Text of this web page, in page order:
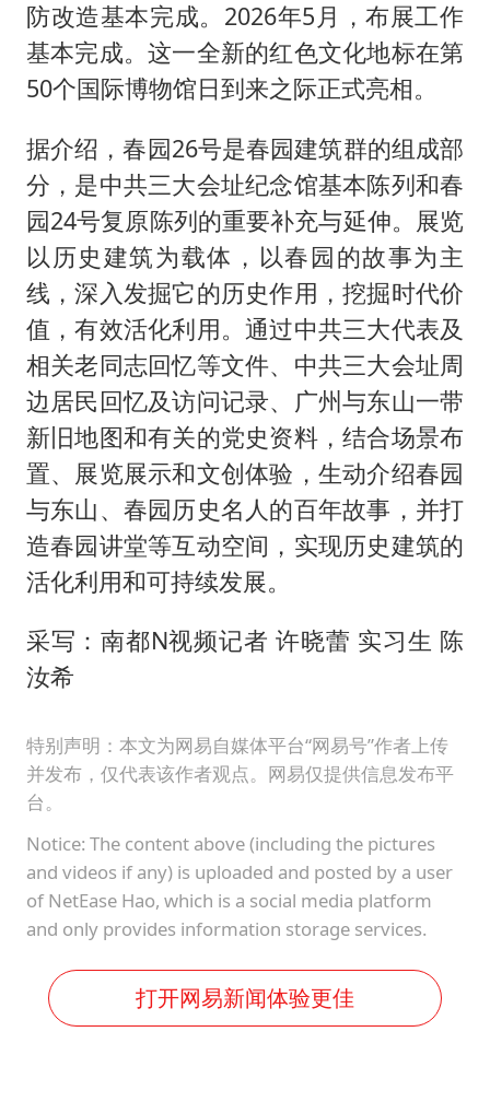
防改造基本完成。2026年5月，布展工作
基本完成。这一全新的红色文化地标在第
50个国际博物馆日到来之际正式亮相。
据介绍，春园26号是春园建筑群的组成部
分，是中共三大会址纪念馆基本陈列和春
园24号复原陈列的重要补充与延伸。展览
以历史建筑为载体，以春园的故事为主
线，深入发掘它的历史作用，挖掘时代价
值，有效活化利用。通过中共三大代表及
相关老同志回忆等文件、中共三大会址周
边居民回忆及访问记录、广州与东山一带
新旧地图和有关的党史资料，结合场景布
置、展览展示和文创体验，生动介绍春园
与东山、春园历史名人的百年故事，并打
造春园讲堂等互动空间，实现历史建筑的
活化利用和可持续发展。
采写：南都N视频记者 许晓蕾 实习生 陈
汝希
特别声明：本文为网易自媒体平台“网易号”作者上传
并发布，仅代表该作者观点。网易仅提供信息发布平
台。
Notice: The content above (including the pictures
and videos if any) is uploaded and posted by a user
of NetEase Hao, which is a social media platform
and only provides information storage services.
打开网易新闻体验更佳